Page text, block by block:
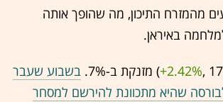
מהמזרח התיכון, מה שהופך אותה
באיראן.
+2.42%‏) מזנקת ב-7%.
בשבוע שעבר
שהיא מתכוונת להירשם למסחר